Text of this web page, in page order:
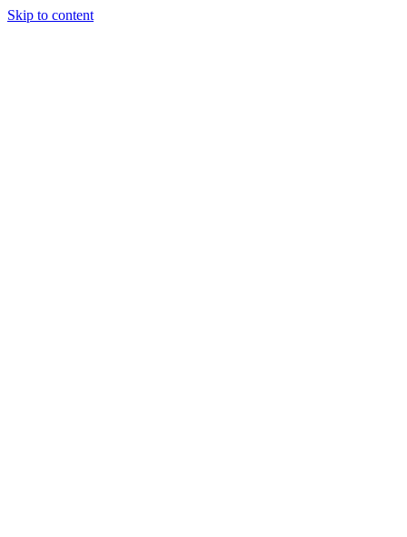
Skip to content